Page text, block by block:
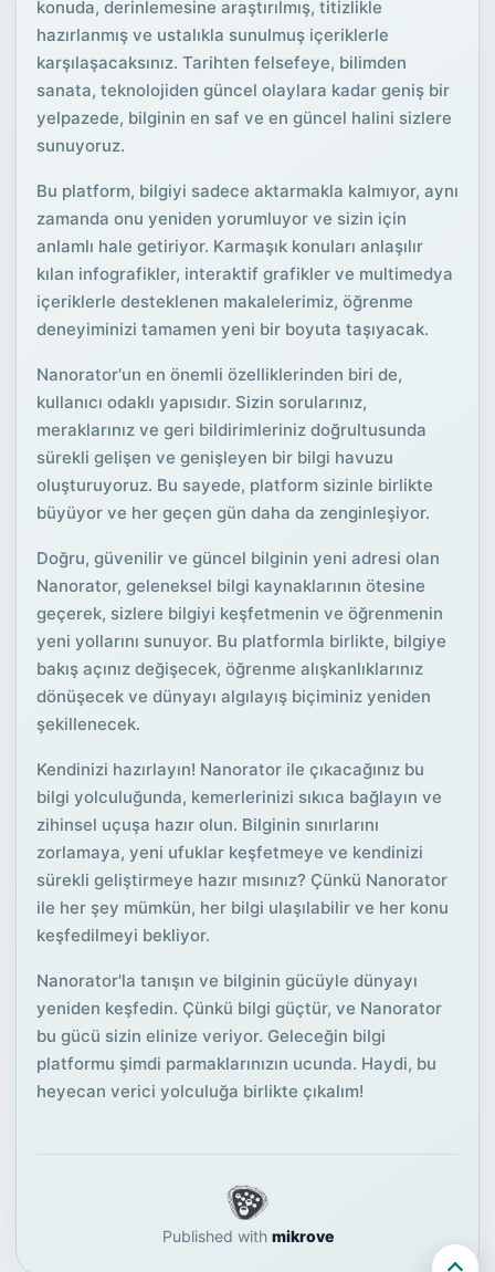
konuda, derinlemesine araştırılmış, titizlikle
hazırlanmış ve ustalıkla sunulmuş içeriklerle
karşılaşacaksınız. Tarihten felsefeye, bilimden
sanata, teknolojiden güncel olaylara kadar geniş bir
yelpazede, bilginin en saf ve en güncel halini sizlere
sunuyoruz.
Bu platform, bilgiyi sadece aktarmakla kalmıyor, aynı
zamanda onu yeniden yorumluyor ve sizin için
anlamlı hale getiriyor. Karmaşık konuları anlaşılır
kılan infografikler, interaktif grafikler ve multimedya
içeriklerle desteklenen makalelerimiz, öğrenme
deneyiminizi tamamen yeni bir boyuta taşıyacak.
Nanorator'un en önemli özelliklerinden biri de,
kullanıcı odaklı yapısıdır. Sizin sorularınız,
meraklarınız ve geri bildirimleriniz doğrultusunda
sürekli gelişen ve genişleyen bir bilgi havuzu
oluşturuyoruz. Bu sayede, platform sizinle birlikte
büyüyor ve her geçen gün daha da zenginleşiyor.
Doğru, güvenilir ve güncel bilginin yeni adresi olan
Nanorator, geleneksel bilgi kaynaklarının ötesine
geçerek, sizlere bilgiyi keşfetmenin ve öğrenmenin
yeni yollarını sunuyor. Bu platformla birlikte, bilgiye
bakış açınız değişecek, öğrenme alışkanlıklarınız
dönüşecek ve dünyayı algılayış biçiminiz yeniden
şekillenecek.
Kendinizi hazırlayın! Nanorator ile çıkacağınız bu
bilgi yolculuğunda, kemerlerinizi sıkıca bağlayın ve
zihinsel uçuşa hazır olun. Bilginin sınırlarını
zorlamaya, yeni ufuklar keşfetmeye ve kendinizi
sürekli geliştirmeye hazır mısınız? Çünkü Nanorator
ile her şey mümkün, her bilgi ulaşılabilir ve her konu
keşfedilmeyi bekliyor.
Nanorator'la tanışın ve bilginin gücüyle dünyayı
yeniden keşfedin. Çünkü bilgi güçtür, ve Nanorator
bu gücü sizin elinize veriyor. Geleceğin bilgi
platformu şimdi parmaklarınızın ucunda. Haydi, bu
heyecan verici yolculuğa birlikte çıkalım!
Published with mikrove